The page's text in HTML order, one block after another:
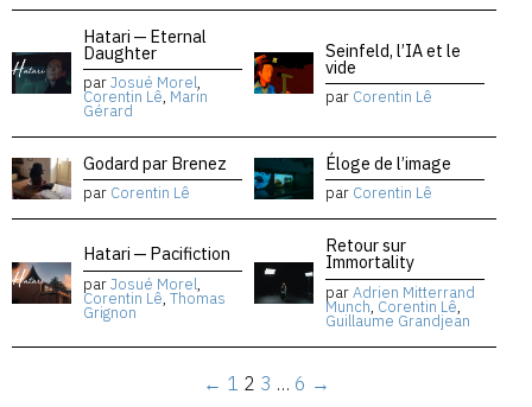
Hatari — Eternal
Daughter
parJosué Morel,
Corentin Lê, Marin
Gérard
Seinfeld, l’IA et le
vide
par Corentin Lê
Godard par Brenez
par Corentin Lê
Éloge de l’image
par Corentin Lê
Hatari — Pacifiction
parJosué Morel,
Corentin Lê, Thomas
Grignon
Retour sur
Immortality
parAdrien Mitterrand
Munch, Corentin Lê,
Guillaume Grandjean
← 1 2 3 … 6 →